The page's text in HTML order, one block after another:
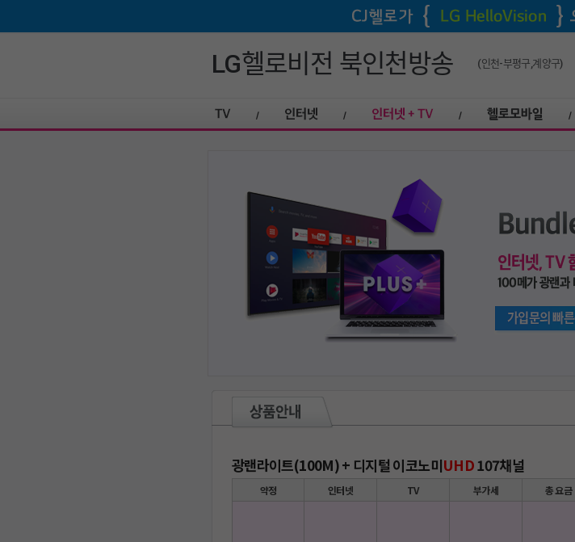
LG헬로비전 북인천방송 (인천-부평구,계양구)
광랜라이트(100M) + 디지털 이코노미UHD107채널
약정 인터넷 TV 부가세 총 요금